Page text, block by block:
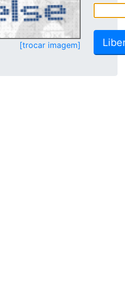
[trocar imagem]